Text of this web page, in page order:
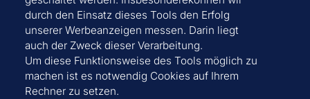
durch den Einsatz dieses Tools den Erfolg
unserer Werbeanzeigen messen. Darin liegt
auch der Zweck dieser Verarbeitung.
Um diese Funktionsweise des Tools möglich zu
machen ist es notwendig Cookies auf Ihrem
Rechner zu setzen.